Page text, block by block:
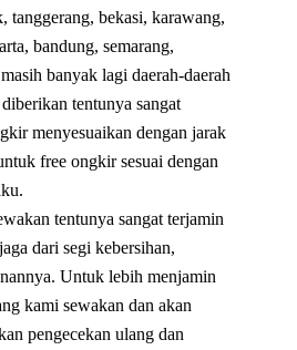
tanggerang, bekasi, karawang,
bandung, semarang,
banyak lagi daerah-daerah
tentunya sangat
menyesuaikan dengan jarak
free ongkir sesuai dengan
tentunya sangat terjamin
dari segi kebersihan,
Untuk lebih menjamin
kami sewakan dan akan
pengecekan ulang dan